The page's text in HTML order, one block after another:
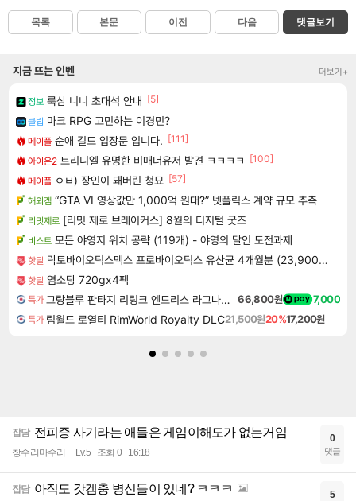
목록 본문 이전 다음 댓글보기
지금 뜨는 인벤 더보기+
정보 룩삼 니니 초대석 안내 [5]
클립 마크 RPG 고민하는 이경민?
메이플 순애 길드 입장문 입니다. [111]
아이온2 트리니엘 유명한 비매너유저 발견 ㅋㅋㅋㅋ
[100]
메이플 ㅇㅂ) 장인이 돼버린 청묘 [57]
해외겜 “GTA VI 영상값만 1,000억 원대?” 넷플릭스 계약 규모 추측
리밋제로 [리밋 제로 브레이커스] 8월의 디지털 굿즈
비스트 모든 야영지 위치 공략 (119개) - 야영의 달인 도전과제
핫딜 락토바이오틱스맥스 프로바이오틱스 유산균 4개월분 (23,900원/무료)
핫딜 염소탕 720gx4팩
특가 그랑블루 판타지 리링크 엔드리스 라그나로크 Granblue Fantasy Relink Endless Ragnarok 66,800원 7,000
특가 림월드 로열티 RimWorld Royalty DLC21,500원20%17,200원
잡담 전피증 사기라는 애들은 게임이해도가 없는거임
창수리마수리 Lv.5 조회 0 16:18
0
댓글
잡담 아직도 갓겜충 병신들이 있네? ㅋㅋㅋ 5